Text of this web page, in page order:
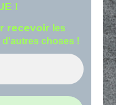
!
recevoir les
d'autres choses !